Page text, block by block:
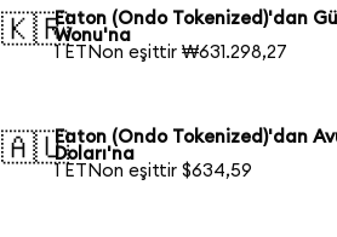
🇰🇷Eaton (Ondo Tokenized)'dan
Wonu'na
1 ETNon eşittir ₩631.298,27
🇦🇺Eaton (Ondo Tokenized)'dan
Doları'na
1 ETNon eşittir $634,59